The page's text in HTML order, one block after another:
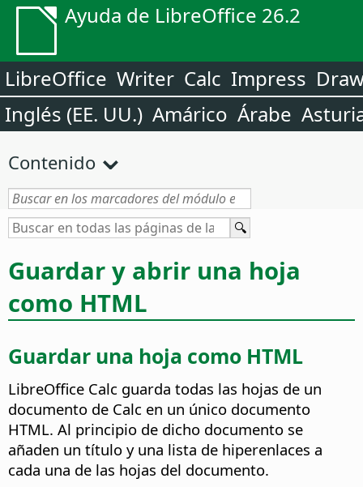
Ayuda de LibreOffice 26.2
LibreOffice Writer Calc Impress
Inglés (EE. UU.) Amárico Árabe
Contenido
Guardar y abrir una hoja
como HTML
Guardar una hoja como HTML
LibreOffice Calc guarda todas las hojas de un
documento de Calc en un único documento
HTML. Al principio de dicho documento se
añaden un título y una lista de hiperenlaces a
cada una de las hojas del documento.